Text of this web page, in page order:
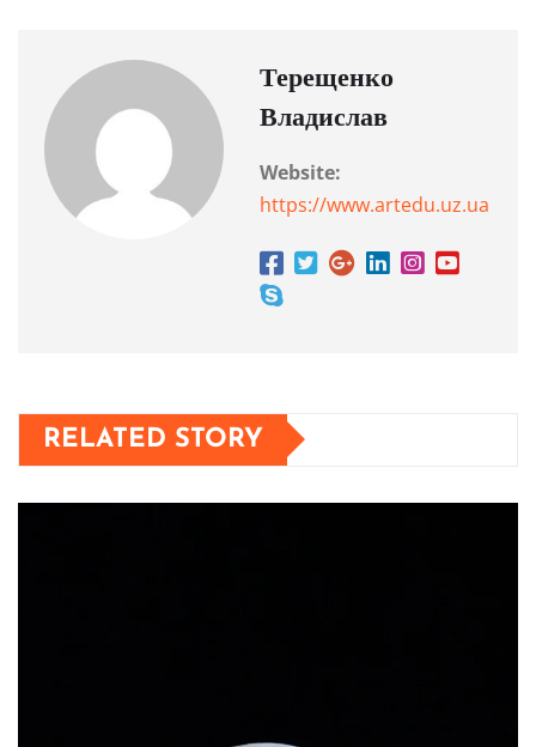
Терещенко
Владислав
Website:
https://www.artedu.uz.ua
RELATED STORY